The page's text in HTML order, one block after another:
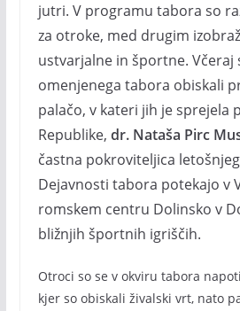
jutri. V programu tabora so
za otroke, med drugim
ustvarjalne in športne. Včeraj
omenjenega tabora obiskali
palačo, v kateri jih je sprejela
Republike, dr. Nataša Pirc
častna pokroviteljica
Dejavnosti tabora potekajo v
romskem centru Dolinsko v
bližnjih športnih igriščih.
Otroci so se v okviru tabora
kjer so obiskali živalski vrt, nato